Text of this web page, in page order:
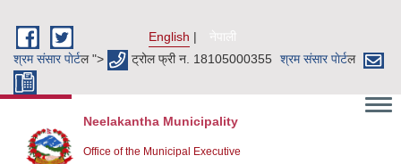
English
नेपाली
श्रम संसार पाेर्टल "> ट्रोल फ्री न. 18105000355 श्रम संसार पाेर्टल
Neelakantha Municipality
Office of the Municipal Executive